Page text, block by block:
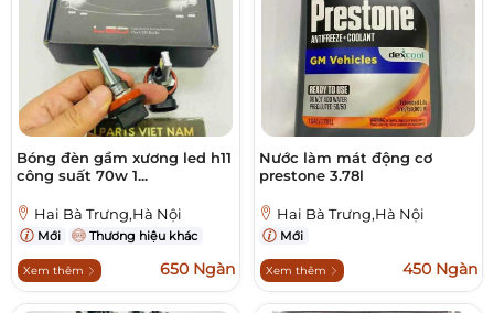
Bóng đèn gầm xương led h11
công suất 70w 1...
Hai Bà Trưng,Hà Nội
Mới Thương hiệu khác
Xem thêm 650 Ngàn
Nước làm mát động cơ
prestone 3.78l
Hai Bà Trưng,Hà Nội
Mới
Xem thêm 450 Ngàn